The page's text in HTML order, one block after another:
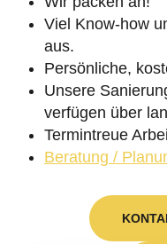
Viel Know-how
aus.
Persönliche,
Unsere
verfügen über
Termintreue
Beratung /